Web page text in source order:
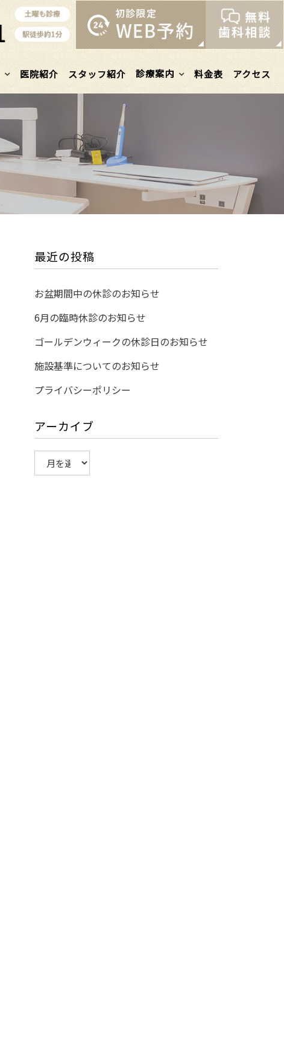
医院紹介 スタッフ紹介 診療案内 料金表 アクセス
最近の投稿
お盆期間中の休診のお知らせ
6月の臨時休診のお知らせ
ゴールデンウィークの休診日のお知らせ
施設基準についてのお知らせ
プライバシーポリシー
アーカイブ
ー